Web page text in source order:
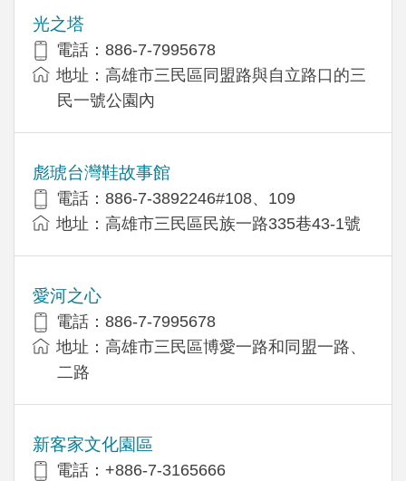
光之塔
電話：886-7-7995678
地址：高雄市三民區同盟路與自立路口的三
民一號公園內
彪琥台灣鞋故事館
電話：886-7-3892246#108、109
地址：高雄市三民區民族一路335巷43-1號
愛河之心
電話：886-7-7995678
地址：高雄市三民區博愛一路和同盟一路、
二路
新客家文化園區
電話：+886-7-3165666